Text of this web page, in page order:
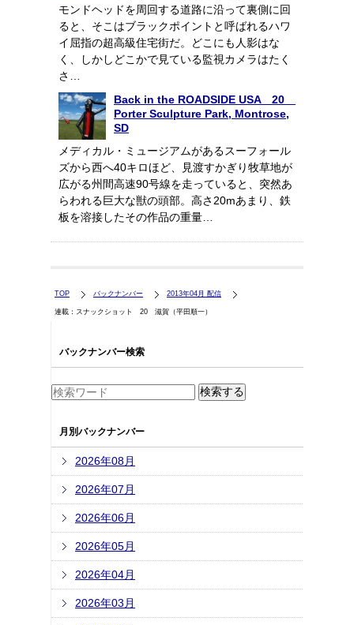
モンドヘッドを周回する道路に沿って裏側に回
ると、そこはブラックポイントと呼ばれるハワ
イ屈指の超高級住宅街だ。どこにも人影はな
く、しかしどこかで見ている監視カメラはたく
さ…
Back in the ROADSIDE USA 20
Porter Sculpture Park, Montrose,
SD
メディカル・ミュージアムがあるスーフォール
ズから西へ40キロほど、見渡すかぎり牧草地が
広がる州間高速90号線を走っていると、突然あ
らわれる巨大な獣の頭部。高さ20mあまり、鉄
板を溶接したその作品の重量…
TOP バックナンバー 2013年04月 配信
連載：スナックショット 20 滋賀（平田順一）
バックナンバー検索
月別バックナンバー
2026年08月
2026年07月
2026年06月
2026年05月
2026年04月
2026年03月